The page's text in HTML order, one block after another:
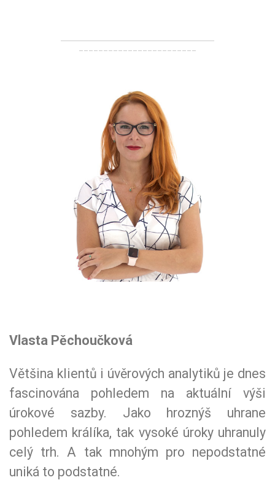
Vlasta Pěchoučková
Většina klientů i úvěrových analytiků je dnes
fascinována pohledem na aktuální výši
úrokové sazby. Jako hroznýš uhrane
pohledem králíka, tak vysoké úroky uhranuly
celý trh. A tak mnohým pro nepodstatné
uniká to podstatné.